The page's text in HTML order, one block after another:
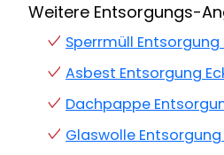
Weitere Entsorgungs-
Sperrmüll
Asbest Entsorgung
Dachpappe
Glaswolle